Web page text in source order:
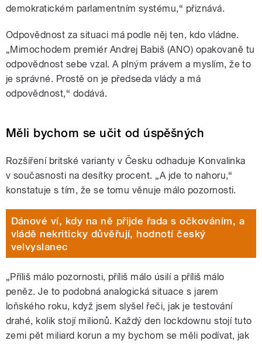
demokratickém parlamentním systému,“ přiznává.
Odpovědnost za situaci má podle něj ten, kdo vládne.
„Mimochodem premiér Andrej Babiš (ANO) opakovaně tu
odpovědnost sebe vzal. A plným právem a myslím, že to
je správné. Prostě on je předseda vlády a má
odpovědnost,“ dodává.
Měli bychom se učit od úspěšných
Rozšíření britské varianty v Česku odhaduje Konvalinka
v současnosti na desítky procent. „A jde to nahoru,“
konstatuje s tím, že se tomu věnuje málo pozornosti.
Dánové ví, kdy na ně přijde řada s očkováním, a
vládě nekriticky důvěřují, hodnotí český
velvyslanec
„Příliš málo pozornosti, příliš málo úsilí a příliš málo
peněz. Je to podobná analogická situace s jarem
loňského roku, když jsem slyšel řeči, jak je testování
drahé, kolik stojí milionů. Každý den lockdownu stojí tuto
zemi pět miliard korun a my bychom se měli podívat, jak